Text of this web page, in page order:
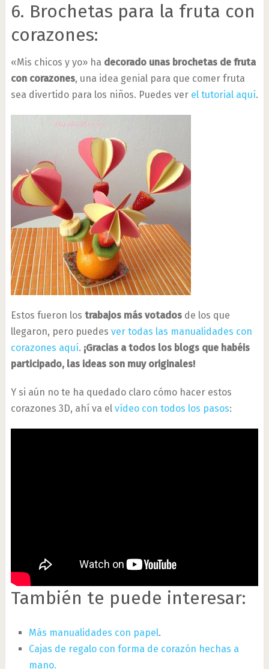
6. Brochetas para la fruta con
corazones:
«Mis chicos y yo» ha decorado unas brochetas de fruta
con corazones, una idea genial para que comer fruta
sea divertido para los niños. Puedes ver el tutorial aquí.
Estos fueron los trabajos más votadosde los que
llegaron, pero puedes ver todas las manualidades con
corazones aquí. ¡Gracias a todos los blogs que habéis
participado, las ideas son muy originales!
Y si aún no te ha quedado claro cómo hacer estos
corazones 3D, ahí va el vídeo con todos los pasos:
También te puede interesar:
Más manualidades con papel.
Cajas de regalo con forma de corazón hechas a
mano.